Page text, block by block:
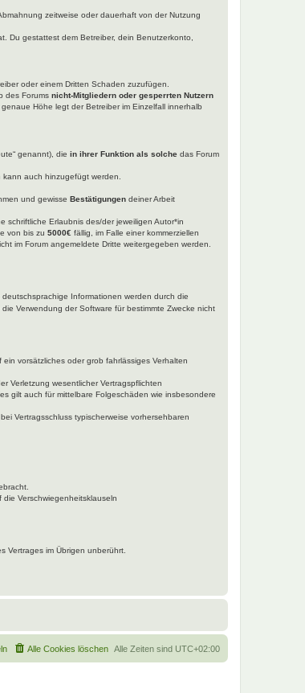
zeitweise oder dauerhaft von der Nutzung
Du gestattest dem Betreiber, dein Benutzerkonto,
oder einem Dritten Schaden zuzufügen.
des Forums nicht-Mitgliedern oder gesperrten Nutzern
Höhe legt der Betreiber im Einzelfall innerhalb
genannt), die in ihrer Funktion als solche das Forum
auch hinzugefügt werden.
und gewisse Bestätigungen deiner Arbeit
schriftliche Erlaubnis des/der jeweiligen Autor*in
von bis zu 5000€ fällig, im Falle einer kommerziellen
im Forum angemeldete Dritte weitergegeben werden.
deutschsprachige Informationen werden durch die
Verwendung der Software für bestimmte Zwecke nicht
vorsätzliches oder grob fahrlässiges Verhalten
Verletzung wesentlicher Vertragspflichten
gilt auch für mittelbare Folgeschäden wie insbesondere
Vertragsschluss typischerweise vorhersehbaren
Verschwiegenheitsklauseln
Vertrages im Übrigen unberührt.
Alle Zeiten sind UTC+02:00
Alle Cookies löschen